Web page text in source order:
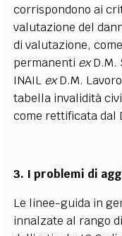
corrispondono ai
valutazione del
di valutazione,
permanenti exD.M.
INAIL exD.M.
tabella invalidità
come rettificata dal
3. I problemi di
Le linee-guida in
innalzate al rango